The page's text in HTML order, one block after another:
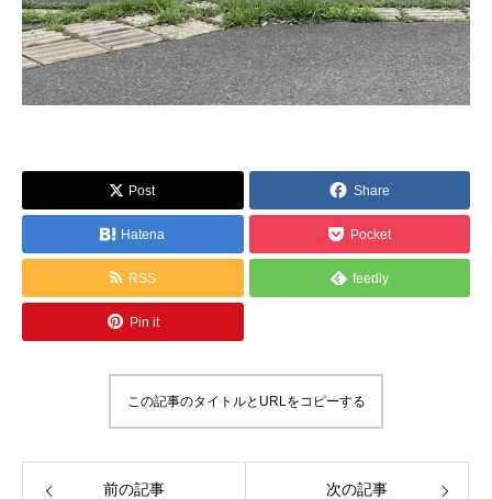
Post Share
Hatena Pocket
RSS feedly
Pin it
この記事のタイトルとURLをコピーする
前の記事 次の記事